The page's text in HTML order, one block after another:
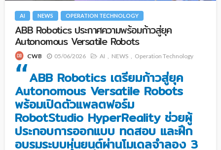
AI NEWS OPERATION TECHNOLOGY
ABB Robotics ประกาศความพร้อมก้าวสู่ยุค
Autonomous Versatile Robots
CWB 05/06/2026 AI NEWS Operation Technology
“ABB Robotics เตรียมก้าวสู่ยุค
Autonomous Versatile Robots
พร้อมเปิดตัวแพลตฟอร์ม
RobotStudio HyperReality ช่วยผู้
ประกอบการออกแบบ ทดสอบ และฝึก
อบรมระบบหุ่นยนต์ผ่านโมเดลจำลอง 3